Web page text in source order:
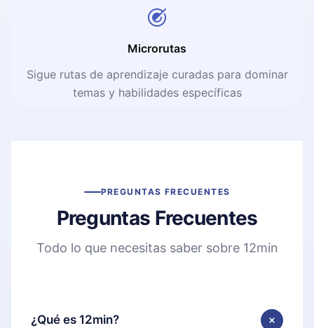
Microrutas
Sigue rutas de aprendizaje curadas para dominar
temas y habilidades específicas
PREGUNTAS FRECUENTES
Preguntas Frecuentes
Todo lo que necesitas saber sobre 12min
¿Qué es 12min?